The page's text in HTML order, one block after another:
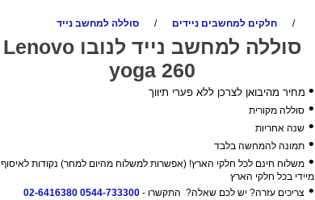
/ חלקים למחשבים ניידים / סוללה למחשב נייד
סוללה למחשב נייד לנובו Lenovo
yoga 260
•
• סוללה מקורית
• שנה אחריות
• תמונה להמחשה בלבד
• משלוח חינם לכל חלקי הארץ! (אפשרות למשלוח מהיום למחר) נקודות לאיסוף
מיידי בכל חלקי הארץ
• צריכים עזרה? יש לכם שאלה? התקשרו - 0544-733300
02-6416380